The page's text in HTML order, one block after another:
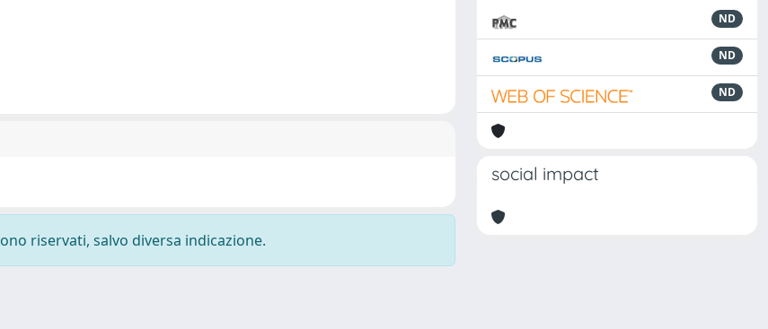
riservati, salvo diversa indicazione.
ND
ND
ND
social impact